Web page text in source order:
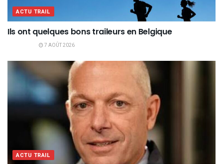
ACTU TRAIL
Ils ont quelques bons traileurs en Belgique
7 AOÛT 2026
ACTU TRAIL